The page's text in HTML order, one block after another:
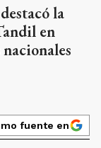
la
en
fuente en